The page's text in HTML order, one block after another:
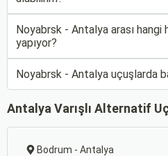
Noyabrsk - Antalya arası hangi
yapıyor?
Noyabrsk - Antalya uçuşlarda
Antalya Varışlı Alternatif
Bodrum - Antalya